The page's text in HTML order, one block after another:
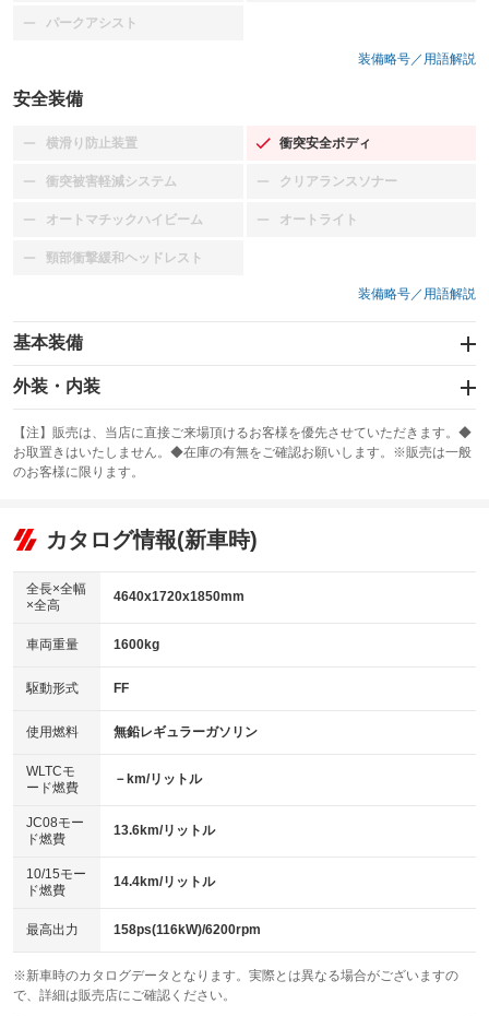
パークアシスト
：装備なし
装備略号／用語解説
安全装備
横滑り防止装置
：装備なし 衝突安全ボディ
：装備あり
衝突被害軽減システム
：装備なし クリアランスソナー
：装備なし
オートマチックハイビーム
：装備なし オートライト
：装備なし
頸部衝撃緩和ヘッドレスト
：装備なし
装備略号／用語解説
基本装備
エアバッグ：運転席/助手席
：装備あり
：装備なし
サンルーフ
：装備なし ABS
リフトアップ
：装備なし
：装備なし
パワーウィンドウ
アイドリングストップ
：装備なし
USB入力端子
：装備なし
100V電源
：装備なし
センターデフロック
：装備なし
電動格納ミラー
：装備なし
外装・内装
カーナビ
：装備なし
TV
：装備なし
ビジュアル
：装備なし
：装備あり
革シート
キーレス
HID(キセノンライト)
：装備あり
バックカメラ
：装備あり
エアロ
：装備なし
：装備なし
パワーシート
ベンチシート
：装備なし
チップアップシート
：装備なし
：装備なし ：装備なし
ウォークスルー
：装備あり
【注】販売は、当店に直接ご来場頂けるお客様を優先させていただきます。◆
お取置きはいたしません。◆在庫の有無をご確認お願いします。※販売は一般
のお客様に限ります。
カタログ情報(新車時)
全長×全幅
×全高
4640x1720x1850mm
車両重量 1600kg
駆動形式 FF
使用燃料 無鉛レギュラーガソリン
WLTCモ
ード燃費
－km/リットル
JC08モー
ド燃費
13.6km/リットル
10/15モー
ド燃費
14.4km/リットル
最高出力 158ps(116kW)/6200rpm
※新車時のカタログデータとなります。実際とは異なる場合がございますの
で、詳細は販売店にご確認ください。